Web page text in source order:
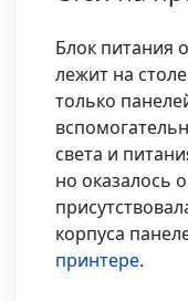
Блок питания
лежит на
только
света и
но оказалось
корпуса
принтере.